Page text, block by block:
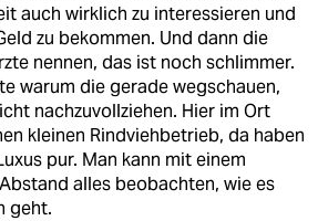
auch wirklich zu interessieren und
zu bekommen. Und dann die
nennen, das ist noch schlimmer.
warum die gerade wegschauen,
nachzuvollziehen. Hier im Ort
kleinen Rindviehbetrieb, da haben
pur. Man kann mit einem
alles beobachten, wie es
geht.